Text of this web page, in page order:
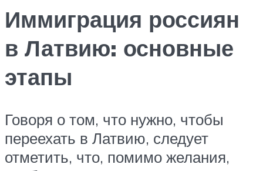
Иммиграция россиян
в Латвию: основные
этапы
Говоря о том, что нужно, чтобы
переехать в Латвию, следует
отметить, что, помимо желания,